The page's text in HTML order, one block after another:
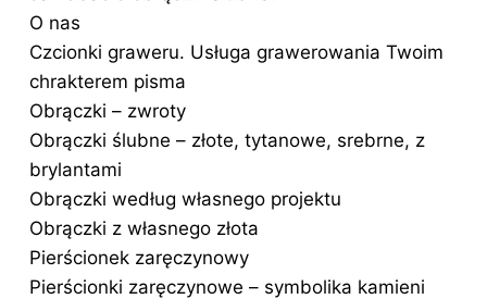
O nas
Czcionki graweru. Usługa grawerowania Twoim
chrakterem pisma
Obrączki – zwroty
Obrączki ślubne – złote, tytanowe, srebrne, z
brylantami
Obrączki według własnego projektu
Obrączki z własnego złota
Pierścionek zaręczynowy
Pierścionki zaręczynowe – symbolika kamieni